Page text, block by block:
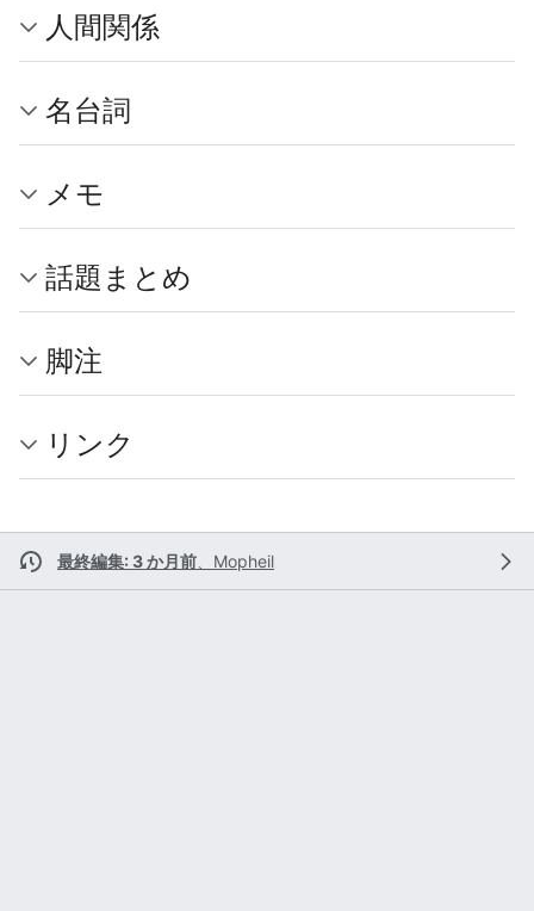
人間関係
名台詞
メモ
話題まとめ
脚注
リンク
最終編集: 3 か月前 Mopheil